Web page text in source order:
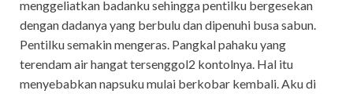
menggeliatkan badanku sehingga pentilku bergesekan
dengan dadanya yang berbulu dan dipenuhi busa sabun.
Pentilku semakin mengeras. Pangkal pahaku yang
terendam air hangat tersenggol2 kontolnya. Hal itu
menyebabkan napsuku mulai berkobar kembali. Aku di